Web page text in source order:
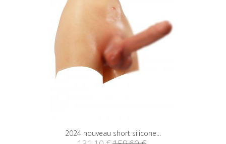
2024 nouveau short silicone...